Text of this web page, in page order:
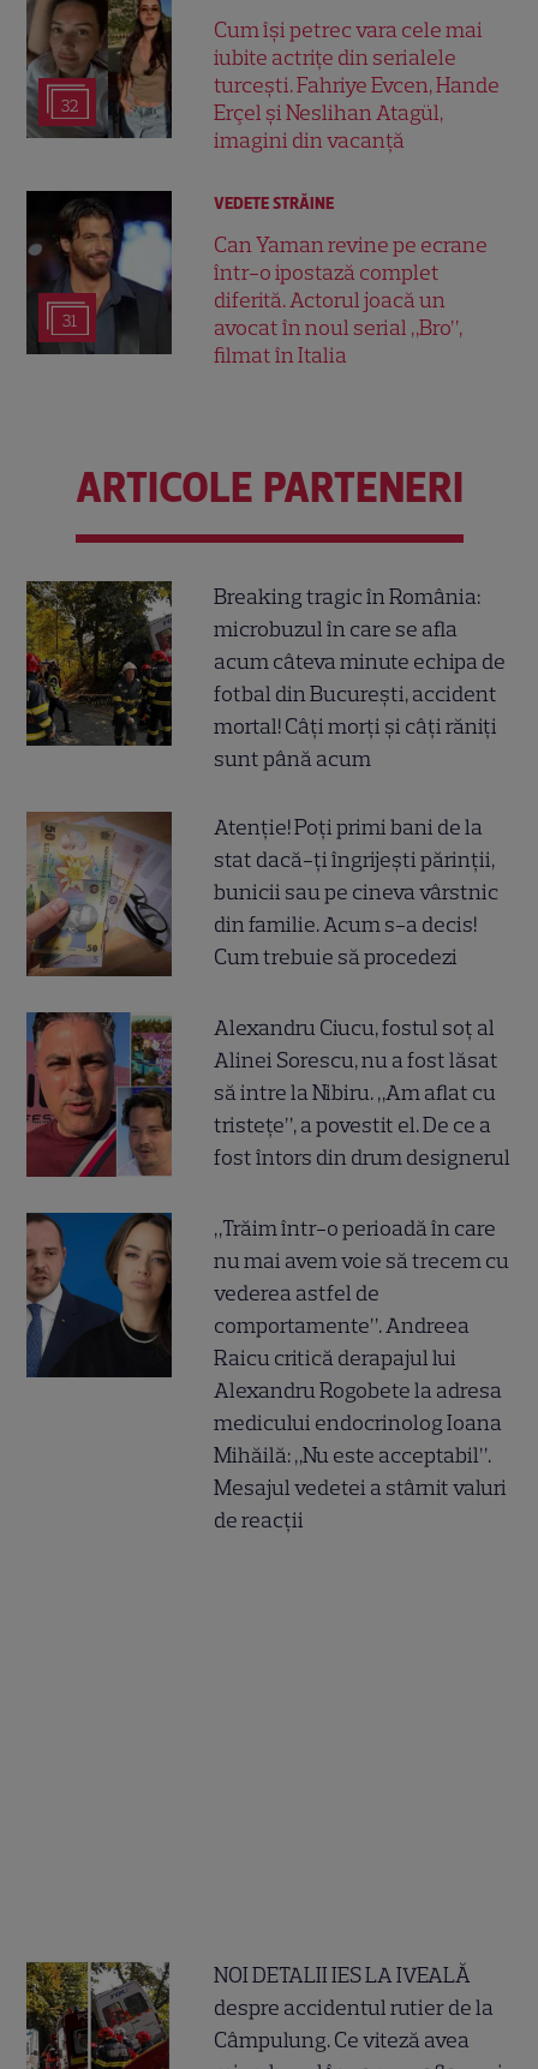
32
Cum își petrec vara cele mai
iubite actrițe din serialele
turcești. Fahriye Evcen, Hande
Erçel și Neslihan Atagül,
imagini din vacanță
31
VEDETE STRĂINE
Can Yaman revine pe ecrane
într-o ipostază complet
diferită. Actorul joacă un
avocat în noul serial „Bro”,
filmat în Italia
ARTICOLE PARTENERI
Breaking tragic în România:
microbuzul în care se afla
acum câteva minute echipa de
fotbal din București, accident
mortal! Câți morți și câți răniți
sunt până acum
Atenție! Poți primi bani de la
stat dacă-ți îngrijești părinții,
bunicii sau pe cineva vârstnic
din familie. Acum s-a decis!
Cum trebuie să procedezi
Alexandru Ciucu, fostul soț al
Alinei Sorescu, nu a fost lăsat
să intre la Nibiru. „Am aflat cu
tristețe”, a povestit el. De ce a
fost întors din drum designerul
„Trăim într-o perioadă în care
nu mai avem voie să trecem cu
vederea astfel de
comportamente”. Andreea
Raicu critică derapajul lui
Alexandru Rogobete la adresa
medicului endocrinolog Ioana
Mihăilă: „Nu este acceptabil”.
Mesajul vedetei a stârnit valuri
de reacții
NOI DETALII IES LA IVEALĂ
despre accidentul rutier de la
Câmpulung. Ce viteză avea